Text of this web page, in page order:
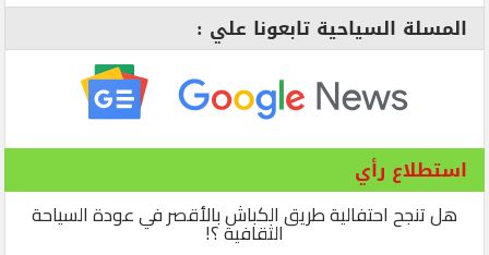
المسلة السياحية تابعونا علي :
استطلاع رأي
هل تنجح احتفالية طريق الكباش بالأقصر في عودة السياحة
الثقافية ؟!